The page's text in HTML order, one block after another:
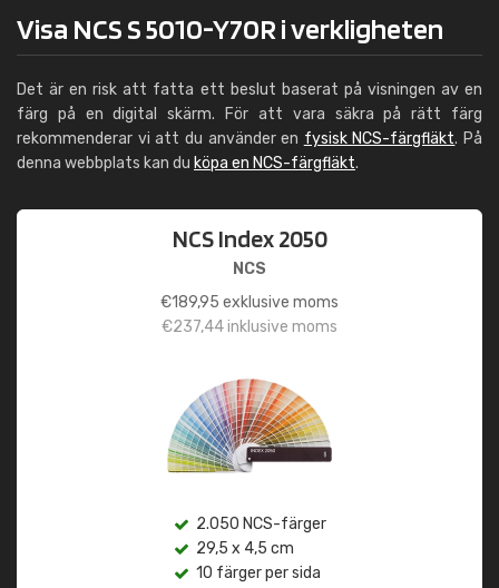
Visa NCS S 5010-Y70R i verkligheten
Det är en risk att fatta ett beslut baserat på visningen av en
färg på en digital skärm. För att vara säkra på rätt färg
rekommenderar vi att du använder en fysisk NCS-färgfläkt. På
denna webbplats kan du köpa en NCS-färgfläkt.
NCS Index 2050
NCS
€189,95 exklusive moms
€237,44inklusive moms
2.050 NCS-färger
29,5 x 4,5 cm
10 färger per sida